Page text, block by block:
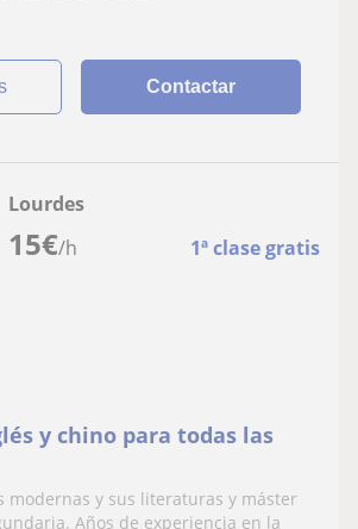
Contactar
15€/h 1ª clase gratis
Lourdes
y chino para todas las
modernas y sus literaturas y máster
Años de experiencia en la